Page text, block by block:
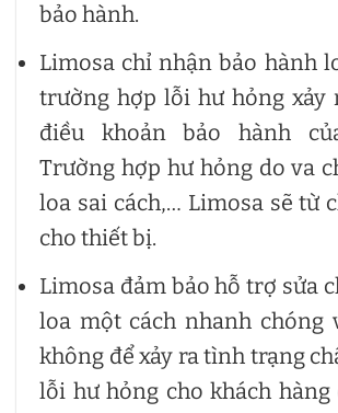
bảo hành.
Limosa chỉ nhận bảo hành
trường hợp lỗi hư hỏng xảy
điều khoản bảo hành
Trường hợp hư hỏng do va
loa sai cách,… Limosa sẽ từ
cho thiết bị.
Limosa đảm bảo hỗ trợ sửa
loa một cách nhanh chóng
không để xảy ra tình trạng
lỗi hư hỏng cho khách